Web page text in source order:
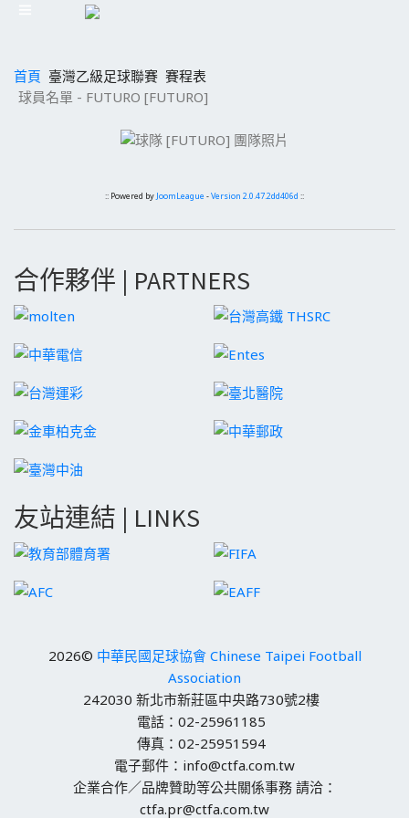
首頁 臺灣乙級足球聯賽 賽程表
球員名單 - FUTURO [FUTURO]
:: Powered by JoomLeague -Version 2.0.47.2dd406d ::
合作夥伴 | PARTNERS
友站連結 | LINKS
2026© 中華民國足球協會 Chinese Taipei Football
Association
242030 新北市新莊區中央路730號2樓
電話：02-25961185
傳真：02-25951594
電子郵件：info@ctfa.com.tw
企業合作／品牌贊助等公共關係事務 請洽：
ctfa.pr@ctfa.com.tw